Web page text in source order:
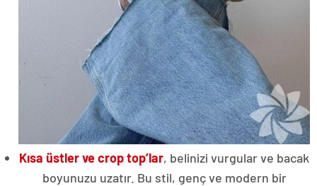
Kısa üstler ve crop top’lar, belinizi vurgular ve bacak
boyunuzu uzatır. Bu stil, genç ve modern bir